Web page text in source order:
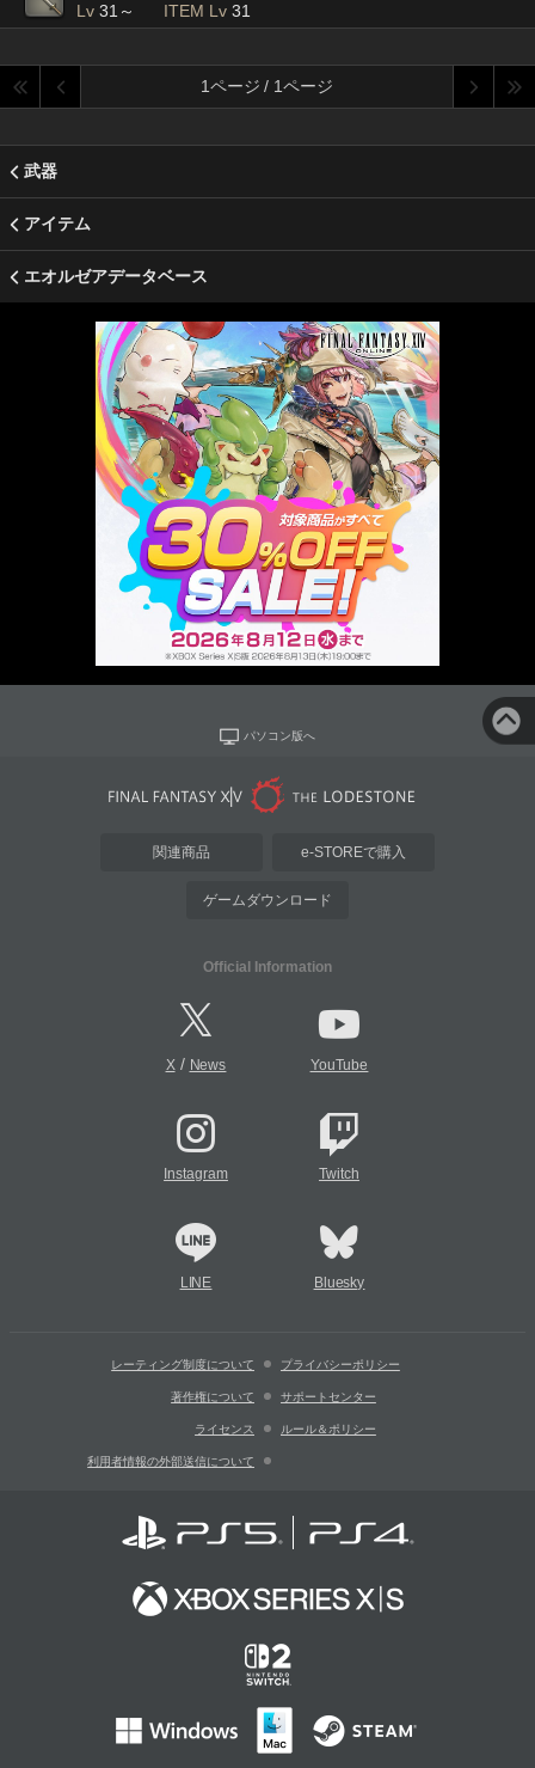
Lv 31～ ITEM Lv 31
1ページ / 1ページ
武器
アイテム
エオルゼアデータベース
パソコン版へ
関連商品 e-STOREで購入
ゲームダウンロード
Official Information
X/ News YouTube
Instagram Twitch
LINE Bluesky
レーティング制度について プライバシーポリシー
著作権について サポートセンター
ライセンス ルール＆ポリシー
利用者情報の外部送信について